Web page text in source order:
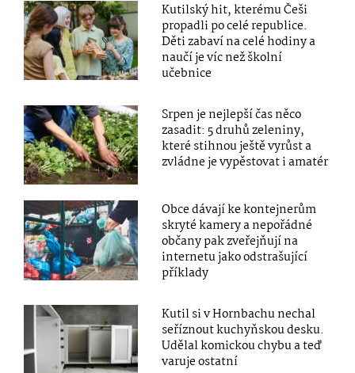
Kutilský hit, kterému Češi
propadli po celé republice.
Děti zabaví na celé hodiny a
naučí je víc než školní
učebnice
Srpen je nejlepší čas něco
zasadit: 5 druhů zeleniny,
které stihnou ještě vyrůst a
zvládne je vypěstovat i amatér
Obce dávají ke kontejnerům
skryté kamery a nepořádné
občany pak zveřejňují na
internetu jako odstrašující
příklady
Kutil si v Hornbachu nechal
seříznout kuchyňskou desku.
Udělal komickou chybu a teď
varuje ostatní